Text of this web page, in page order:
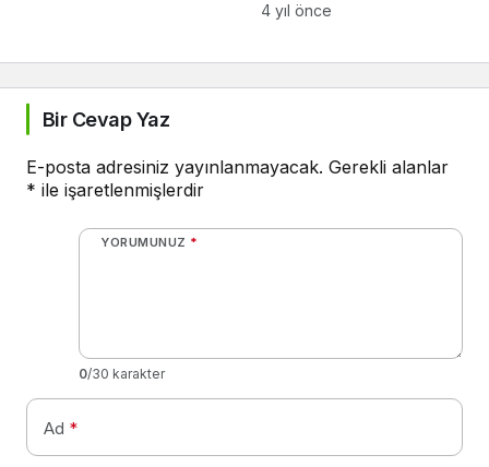
4 yıl önce
Bir Cevap Yaz
E-posta adresiniz yayınlanmayacak. Gerekli alanlar
* ile işaretlenmişlerdir
YORUMUNUZ *
0/30 karakter
Ad *